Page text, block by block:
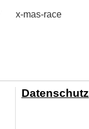
x-mas-race
Datenschutz